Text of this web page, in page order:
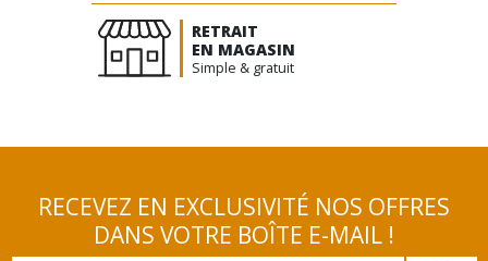
RETRAIT
EN MAGASIN
Simple & gratuit
RECEVEZ EN EXCLUSIVITÉ NOS OFFRES
DANS VOTRE BOÎTE E-MAIL !